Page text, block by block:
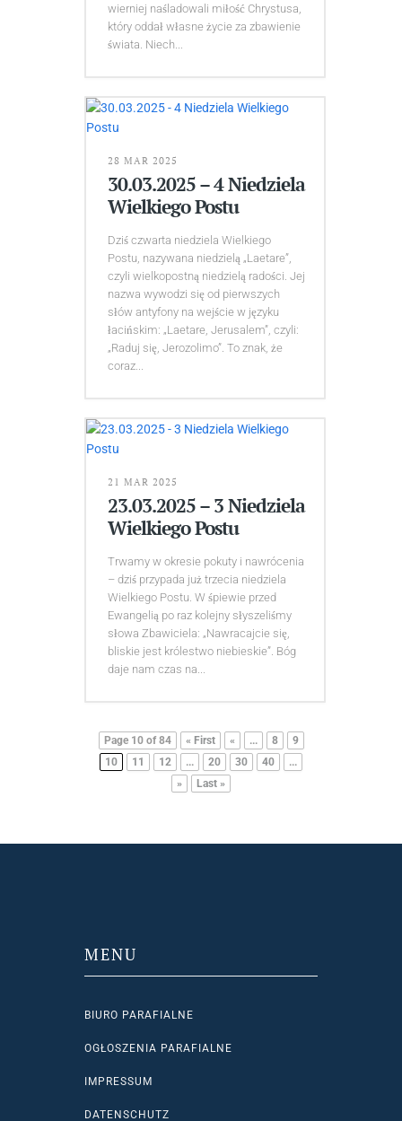
wierniej naśladowali miłość Chrystusa,
który oddał własne życie za zbawienie
świata. Niech...
28 MAR 2025
30.03.2025 – 4 Niedziela
Wielkiego Postu
Dziś czwarta niedziela Wielkiego
Postu, nazywana niedzielą „Laetare”,
czyli wielkopostną niedzielą radości. Jej
nazwa wywodzi się od pierwszych
słów antyfony na wejście w języku
łacińskim: „Laetare, Jerusalem”, czyli:
„Raduj się, Jerozolimo”. To znak, że
coraz...
21 MAR 2025
23.03.2025 – 3 Niedziela
Wielkiego Postu
Trwamy w okresie pokuty i nawrócenia
– dziś przypada już trzecia niedziela
Wielkiego Postu. W śpiewie przed
Ewangelią po raz kolejny słyszeliśmy
słowa Zbawiciela: „Nawracajcie się,
bliskie jest królestwo niebieskie”. Bóg
daje nam czas na...
Page 10 of 84 « First « ... 8
9
10
11 12 ... 20 30 40
...
»
Last »
MENU
BIURO PARAFIALNE
OGŁOSZENIA PARAFIALNE
IMPRESSUM
DATENSCHUTZ